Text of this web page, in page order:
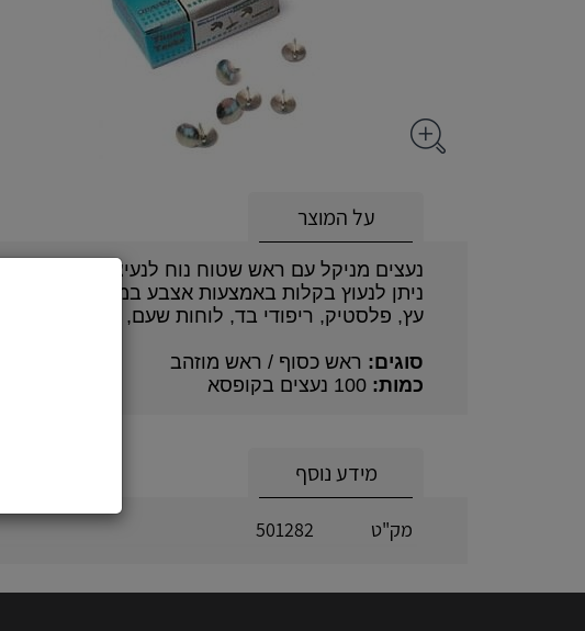
על המוצר
נעצים מניקל עם ראש שטוח נוח לנעיצה.
ניתן לנעוץ בקלות באמצעות אצבע במגוון חומרים:
עץ, פלסטיק, ריפודי בד, לוחות שעם, לבד ועוד...
סוגים: ראש כסוף / ראש מוזהב
כמות:
מידע נוסף
מק"ט 501282